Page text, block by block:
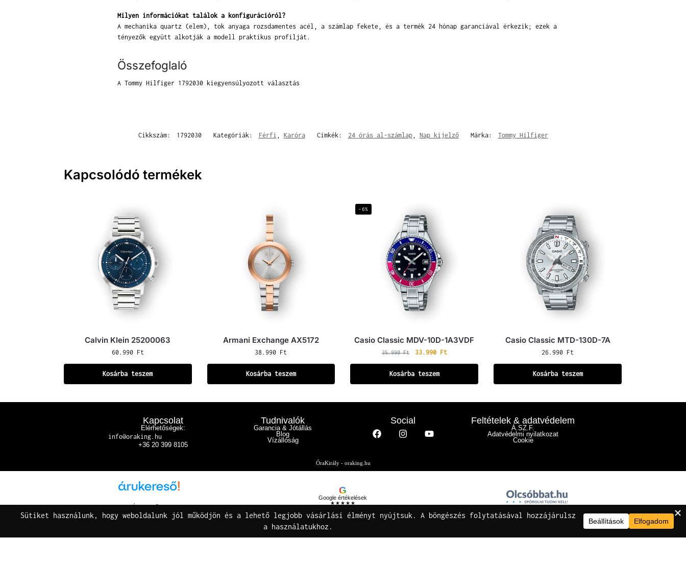
Milyen információkat találok a konfigurációról?
A mechanika quartz (elem), tok anyaga rozsdamentes acél, a számlap fekete, és a termék 24 hónap garanciával érkezik; ezek a
tényezők együtt alkotják a modell praktikus profilját.
Összefoglaló
A Tommy Hilfiger 1792030 kiegyensúlyozott választás
Cikkszám: 1792030 Kategóriák: Férfi , Karóra Címkék: 24 órás al-számlap, Nap kijelző Márka: Tommy Hilfiger
Kapcsolódó termékek
Calvin Klein 25200063
60.990 Ft
Kosárba teszem
Armani Exchange AX5172
38.990 Ft
Kosárba teszem
-6%
Casio Classic MDV-10D-1A3VDF
35.990Ft 33.990 Ft
Kosárba teszem
Casio Classic MTD-130D-7A
26.990 Ft
Kosárba teszem
Kapcsolat
Elérhetőségek:
info@oraking.hu
+36 20 399 8105
Tudnivalók
Garancia & Jótállás
Blog
Vízállóság
Social Feltételek & adatvédelem
Á.SZ.F.
Adatvédelmi nyilatkozat
Cookie
ÓraKirály - oraking.hu
Árukereső.hu
G
Google értékelések
★★★★★
Buza Gáspár E.V.